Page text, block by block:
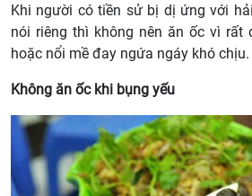
Khi người có tiền sử bị dị ứng với
nói riêng thì không nên ăn ốc vì rất
hoặc nổi mề đay ngứa ngáy khó chịu.
Không ăn ốc khi bụng yếu